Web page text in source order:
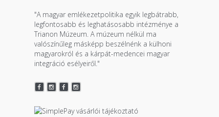
"A magyar emlékezetpolitika egyik legbátrabb,
legfontosabb és leghatásosabb intézménye a
Trianon Múzeum. A múzeum nélkül ma
valószínűleg másképp beszélnénk a külhoni
magyarokról és a kárpát-medencei magyar
integráció esélyeiről."